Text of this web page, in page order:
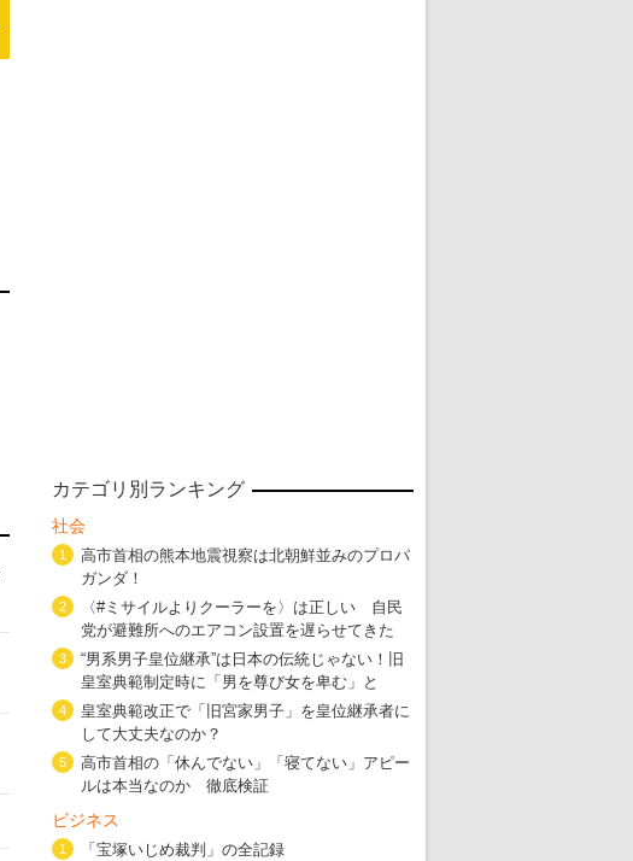
カテゴリ別ランキング
社会
1
高市首相の熊本地震視察は北朝鮮並みのプロパ
ガンダ！
2
〈#ミサイルよりクーラーを〉は正しい 自民
党が避難所へのエアコン設置を遅らせてきた
3
“男系男子皇位継承”は日本の伝統じゃない！旧
皇室典範制定時に「男を尊び女を卑む」と
4
皇室典範改正で「旧宮家男子」を皇位継承者に
して大丈夫なのか？
5
高市首相の「休んでない」「寝てない」アピー
ルは本当なのか 徹底検証
ビジネス
1 「宝塚いじめ裁判」の全記録